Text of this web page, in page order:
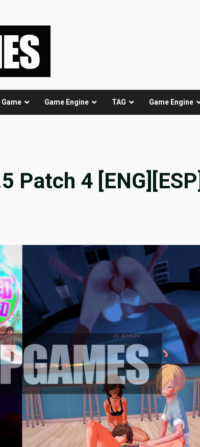
Game Engine TAG Game Engine
Patch 4 [ENG][ESP]